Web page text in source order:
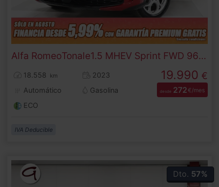
Alfa RomeoTonale 1.5 MHEV Sprint FWD 96 kW (130 CV)
18.558 km
2023
Automático
Gasolina
ECO
19.990 €
desde 272€/mes
IVA Deducible
Dto. 57%